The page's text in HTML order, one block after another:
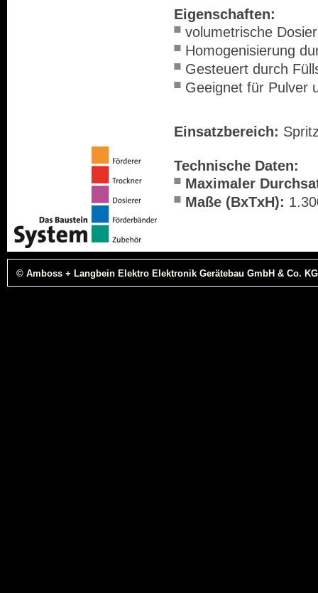
Eigenschaften:
volumetrische
Homogenisierung
Gesteuert durch
Geeignet für Pulver
Einsatzbereich:
Technische Daten:
Maximaler
Maße (BxTxH): 1
© Amboss + Langbein Elektro Elektronik Gerätebau GmbH & Co. KG